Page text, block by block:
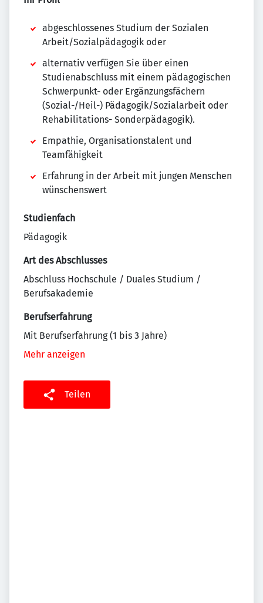
abgeschlossenes Studium der Sozialen
Arbeit/Sozialpädagogik oder
alternativ verfügen Sie über einen
Studienabschluss mit einem pädagogischen
Schwerpunkt- oder Ergänzungsfächern
(Sozial-/Heil-) Pädagogik/Sozialarbeit oder
Rehabilitations- Sonderpädagogik).
Empathie, Organisationstalent und
Teamfähigkeit
Erfahrung in der Arbeit mit jungen Menschen
wünschenswert
Studienfach
Pädagogik
Art des Abschlusses
Abschluss Hochschule / Duales Studium /
Berufsakademie
Berufserfahrung
Mit Berufserfahrung (1 bis 3 Jahre)
Mehr anzeigen
Teilen